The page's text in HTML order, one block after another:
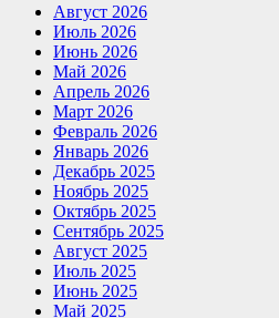
Август 2026
Июль 2026
Июнь 2026
Май 2026
Апрель 2026
Март 2026
Февраль 2026
Январь 2026
Декабрь 2025
Ноябрь 2025
Октябрь 2025
Сентябрь 2025
Август 2025
Июль 2025
Июнь 2025
Май 2025